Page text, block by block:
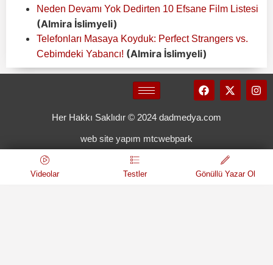
Neden Devamı Yok Dedirten 10 Efsane Film Listesi
(Almira İslimyeli)
Telefonları Masaya Koyduk: Perfect Strangers vs.
Cebimdeki Yabancı! (Almira İslimyeli)
Her Hakkı Saklıdır © 2024 dadmedya.com
web site yapım mtcwebpark
Videolar Testler Gönüllü Yazar Ol